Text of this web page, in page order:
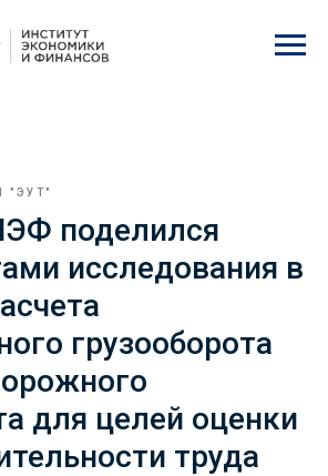
"ЭУТ"
поделился
исследования в
грузооборота
для целей оценки
труда